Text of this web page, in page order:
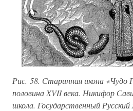
Рис. 58. Старинная икона «Чудо
половина XVII века. Никифор
школа. Государственный